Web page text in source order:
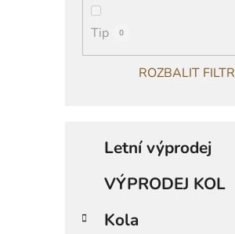
Tip 0
ROZBALIT FILTR
kategorieLetní výprodej
VÝPRODEJ KOL
Kola